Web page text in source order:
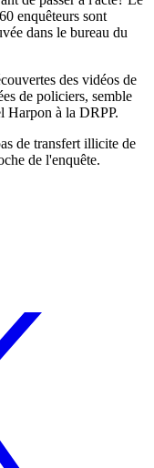
enquêteurs sont
dans le bureau du
des vidéos de
de policiers, semble
Harpon à la DRPP.
de transfert illicite de
de l'enquête.